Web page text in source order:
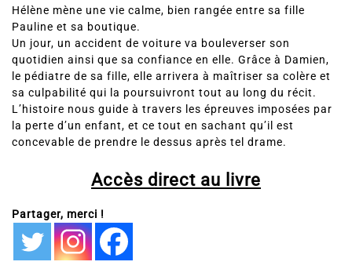
Hélène mène une vie calme, bien rangée entre sa fille
Pauline et sa boutique.
Un jour, un accident de voiture va bouleverser son
quotidien ainsi que sa confiance en elle. Grâce à Damien,
le pédiatre de sa fille, elle arrivera à maîtriser sa colère et
sa culpabilité qui la poursuivront tout au long du récit.
L’histoire nous guide à travers les épreuves imposées par
la perte d’un enfant, et ce tout en sachant qu’il est
concevable de prendre le dessus après tel drame.
Accès direct au livre
Partager, merci !